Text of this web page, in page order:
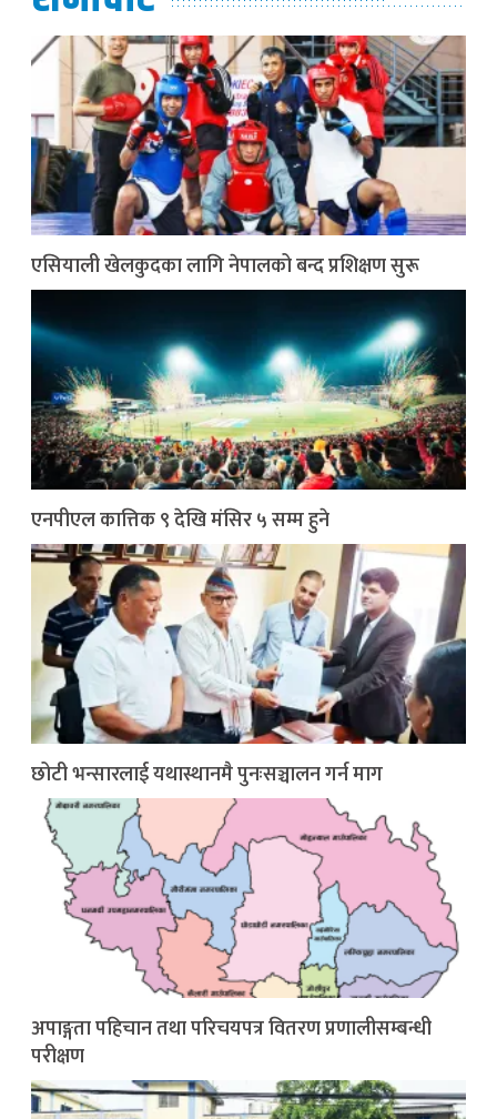
एसियाली खेलकुदका लागि नेपालको बन्द प्रशिक्षण सुरू
एनपीएल कात्तिक ९ देखि मंसिर ५ सम्म हुने
छोटी भन्सारलाई यथास्थानमै पुनःसञ्चालन गर्न माग
अपाङ्गता पहिचान तथा परिचयपत्र वितरण प्रणालीसम्बन्धी
परीक्षण